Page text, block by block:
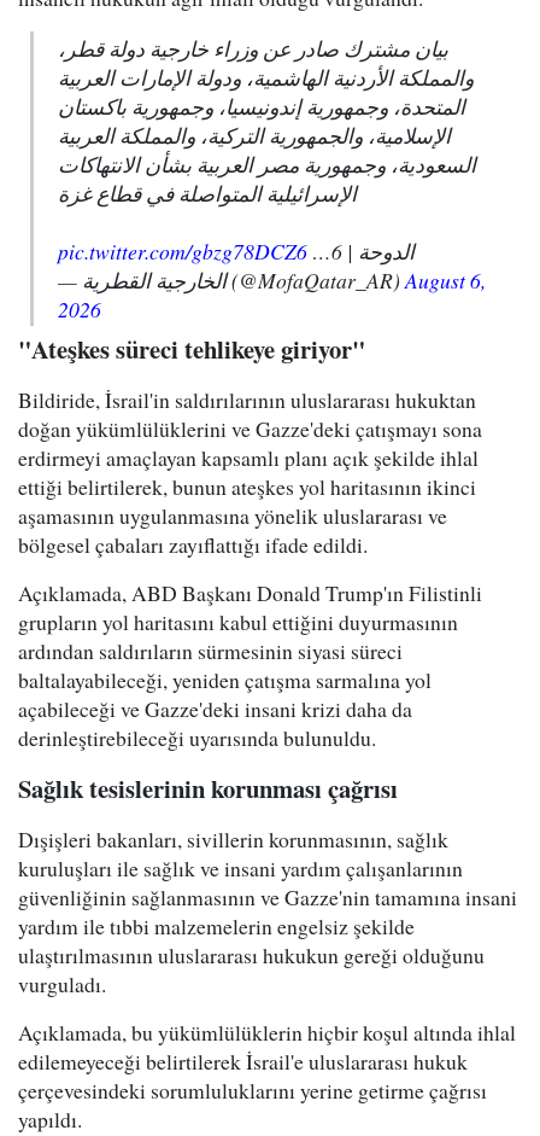
بيان مشترك صادر عن وزراء خارجية دولة قطر،
والمملكة الأردنية الهاشمية، ودولة الإمارات العربية
المتحدة، وجمهورية إندونيسيا، وجمهورية باكستان
الإسلامية، والجمهورية التركية، والمملكة العربية
السعودية، وجمهورية مصر العربية بشأن الانتهاكات
الإسرائيلية المتواصلة في قطاع غزة
الدوحة | 6…
pic.twitter.com/gbzg78DCZ6
— الخارجية القطرية (@MofaQatar_AR)August 6,
2026
"Ateşkes süreci tehlikeye giriyor"
Bildiride, İsrail'in saldırılarının uluslararası hukuktan
doğan yükümlülüklerini ve Gazze'deki çatışmayı sona
erdirmeyi amaçlayan kapsamlı planı açık şekilde ihlal
ettiği belirtilerek, bunun ateşkes yol haritasının ikinci
aşamasının uygulanmasına yönelik uluslararası ve
bölgesel çabaları zayıflattığı ifade edildi.
Açıklamada, ABD Başkanı Donald Trump'ın Filistinli
grupların yol haritasını kabul ettiğini duyurmasının
ardından saldırıların sürmesinin siyasi süreci
baltalayabileceği, yeniden çatışma sarmalına yol
açabileceği ve Gazze'deki insani krizi daha da
derinleştirebileceği uyarısında bulunuldu.
Sağlık tesislerinin korunması çağrısı
Dışişleri bakanları, sivillerin korunmasının, sağlık
kuruluşları ile sağlık ve insani yardım çalışanlarının
güvenliğinin sağlanmasının ve Gazze'nin tamamına insani
yardım ile tıbbi malzemelerin engelsiz şekilde
ulaştırılmasının uluslararası hukukun gereği olduğunu
vurguladı.
Açıklamada, bu yükümlülüklerin hiçbir koşul altında ihlal
edilemeyeceği belirtilerek İsrail'e uluslararası hukuk
çerçevesindeki sorumluluklarını yerine getirme çağrısı
yapıldı.